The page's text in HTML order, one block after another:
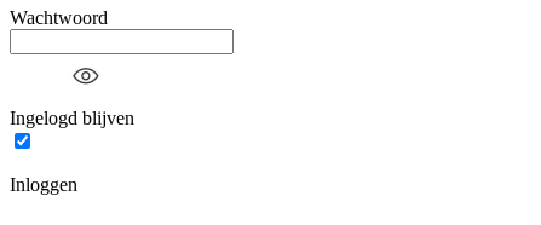
Wachtwoord
Ingelogd blijven
Inloggen